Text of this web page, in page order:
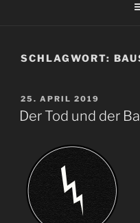
SCHLAGWORT:
VERÖFFENTLICHT
AM
25. APRIL 2019
Der Tod und der